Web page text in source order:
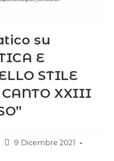
su
E
STILE
CANTO XXIII
9 Dicembre 2021